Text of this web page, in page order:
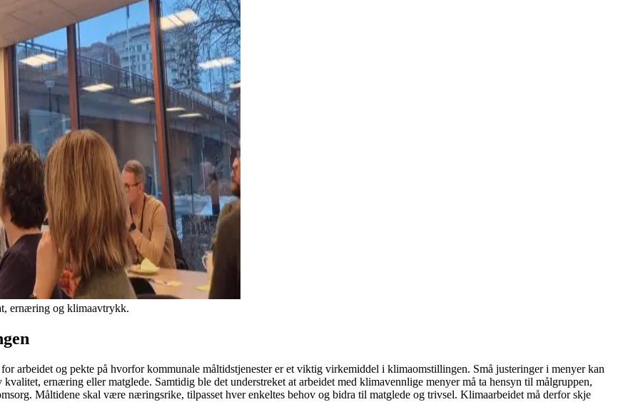
ernæring og klimaavtrykk.
arbeidet og pekte på hvorfor kommunale måltidstjenester er et viktig virkemiddel i klimaomstillingen. Små justeringer i menyer kan
ernæring eller matglede. Samtidig ble det understreket at arbeidet med klimavennlige menyer må ta hensyn til målgruppen,
Måltidene skal være næringsrike, tilpasset hver enkeltes behov og bidra til matglede og trivsel. Klimaarbeidet må derfor skje